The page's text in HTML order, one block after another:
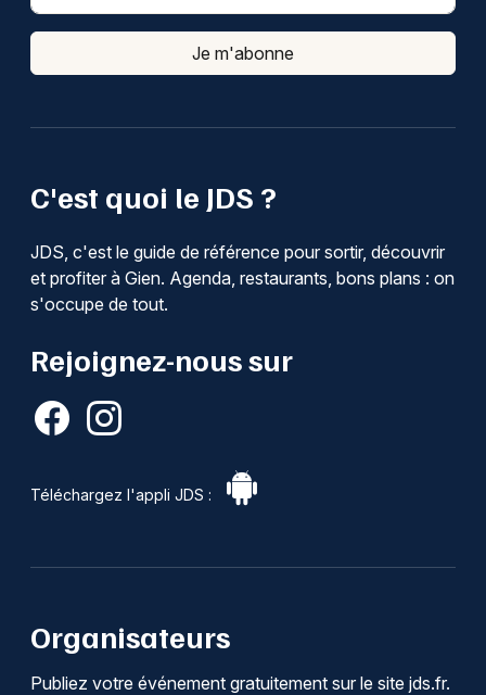
C'est quoi le JDS ?
JDS, c'est le guide de référence pour sortir, découvrir
et profiter à Gien. Agenda, restaurants, bons plans : on
s'occupe de tout.
Rejoignez-nous sur
Téléchargez l'appli JDS :
Je m'abonne
Organisateurs
Publiez votre événement gratuitement sur le site jds.fr.